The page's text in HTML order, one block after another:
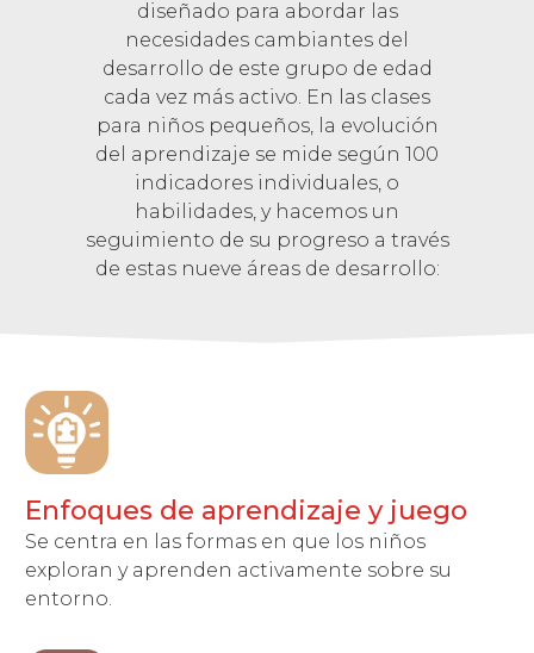
diseñado para abordar las
necesidades cambiantes del
desarrollo de este grupo de edad
cada vez más activo. En las clases
para niños pequeños, la evolución
del aprendizaje se mide según 100
indicadores individuales, o
habilidades, y hacemos un
seguimiento de su progreso a través
de estas nueve áreas de desarrollo:
Enfoques de aprendizaje y juego
Se centra en las formas en que los niños
exploran y aprenden activamente sobre su
entorno.